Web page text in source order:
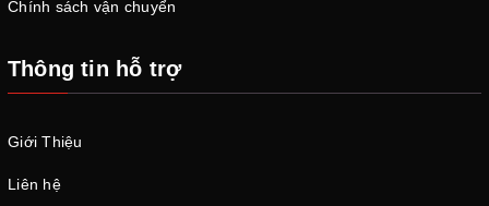
Chính sách vận chuyển
Thông tin hỗ trợ
Giới Thiệu
Liên hệ